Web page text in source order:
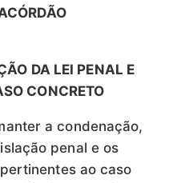
DA LEI PENAL E
CONCRETO
a condenação,
penal e os
ao caso